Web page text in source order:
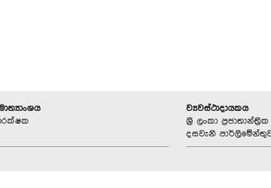
ව්‍යවස්ථාදායකය
ශ්‍රී ලංකා
දසවැනි